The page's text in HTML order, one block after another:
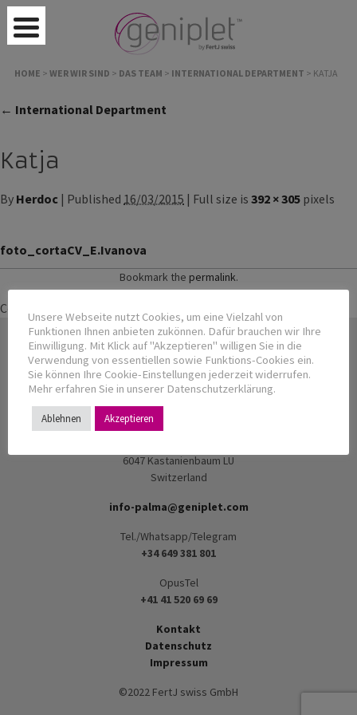
HOME > WER WIR SIND > DAS TEAM > INTERNATIONAL DEPARTMENT > KATJA
← International Department
Katja
By Herdoc | Published 16/03/2015 | Full size is 392 × 305 pixels
foto_cortaCV_E.Ivanova
Bookmark the permalink.
Comments are closed.
FertJ swiss GmbH
CHE-455.311.730
6047 Kastanienbaum LU
Switzerland
info-palma@geniplet.com
Tel./Whatsapp/Telegram
+34 649 381 801
OpusTel
+41 41 520 69 69
Kontakt
Datenschutz
Impressum
©2022 FertJ swiss GmbH
Unsere Webseite nutzt Cookies, um eine Vielzahl von
Funktionen Ihnen anbieten zukönnen. Dafür brauchen wir Ihre
Einwilligung. Mit Klick auf "Akzeptieren" willigen Sie in die
Verwendung von essentiellen sowie Funktions-Cookies ein.
Sie können Ihre Cookie-Einstellungen jederzeit widerrufen.
Mehr erfahren Sie in unserer Datenschutzerklärung.
Ablehnen Akzeptieren